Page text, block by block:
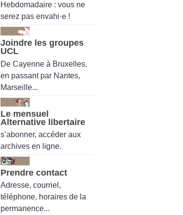
Hebdomadaire : vous ne
serez pas envahi·e !
Joindre les groupes
UCL
De Cayenne à Bruxelles,
en passant par Nantes,
Marseille...
Le mensuel
Alternative libertaire
s’abonner, accéder aux
archives en ligne.
Prendre contact
Adresse, courriel,
téléphone, horaires de la
permanence...